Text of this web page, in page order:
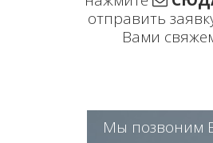
отправить
Вами
Мы позвоним